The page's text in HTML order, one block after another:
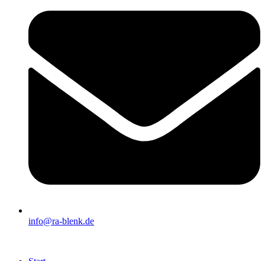
info@ra-blenk.de